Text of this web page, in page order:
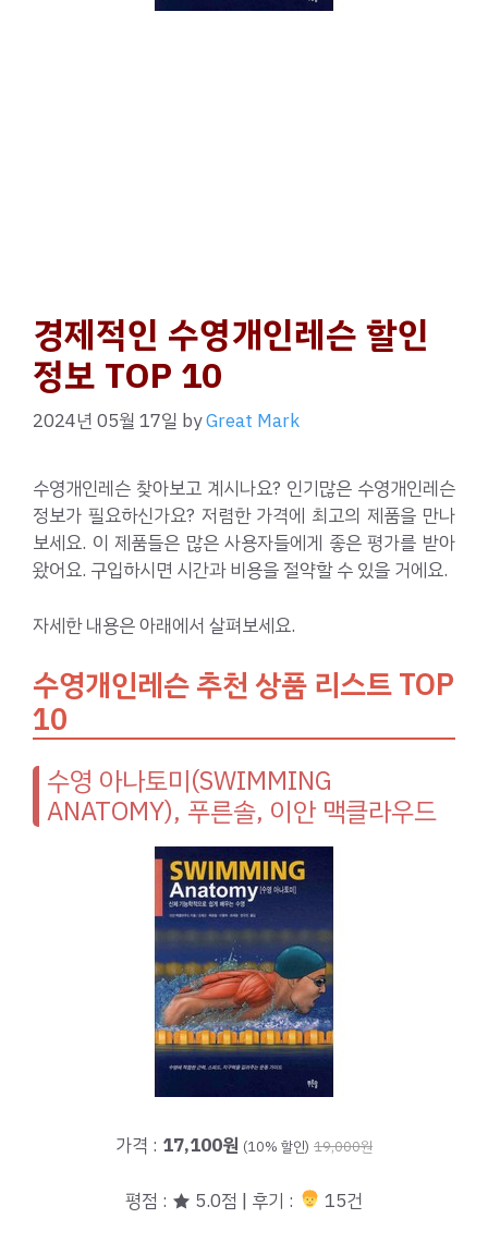
경제적인 수영개인레슨 할인
정보 TOP 10
2024년 05월 17일 byGreat Mark
수영개인레슨 찾아보고 계시나요? 인기많은 수영개인레슨
정보가 필요하신가요? 저렴한 가격에 최고의 제품을 만나
보세요. 이 제품들은 많은 사용자들에게 좋은 평가를 받아
왔어요. 구입하시면 시간과 비용을 절약할 수 있을 거에요.
자세한 내용은 아래에서 살펴보세요.
수영개인레슨 추천 상품 리스트 TOP
10
수영 아나토미(SWIMMING
ANATOMY), 푸른솔, 이안 맥클라우드
가격 : 17,100원 (10% 할인) 19,000원
평점 : ★ 5.0점 | 후기 : 15건